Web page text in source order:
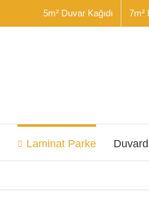
5m² Duvar Kağıdı 7m²
Laminat Parke